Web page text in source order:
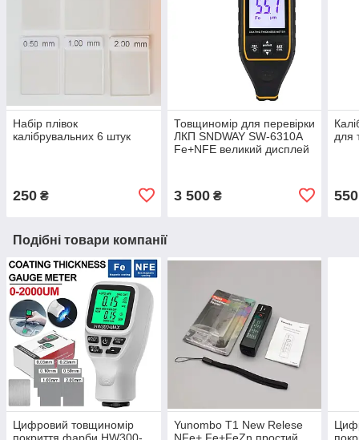
Набір плівок
калібрувальних 6 штук
250 ₴
Товщиномір для перевірки
ЛКП SNDWAY SW-6310A
Fe+NFE великий дисплей
3 500₴
для
550
Подібні товари компанії
Цифровий товщиномір
Yunombo T1 New Relese